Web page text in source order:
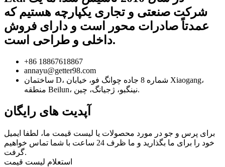
شرکت صنعتی و تجاری یکپارچه هستیم که
عمدتاً صادرات محور است و دارای فروش
داخلی و طراحی است.
+86 18867618867
annayu@getter98.com
ساختمان D، شماره 8 جاده چوانگ فو، خیابان Xiaogang،
منطقه Beilun، نینگبو، ژجیانگ، چین.
آپدیت های رایگان
برای پرس و جو در مورد محصولات یا لیست قیمت ما، لطفا ایمیل
خود را برای ما بگذارید و ما ظرف 24 ساعت با شما تماس خواهیم
گرفت.
استعلام لیست قیمت